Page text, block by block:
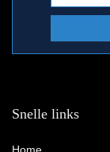
Snelle links